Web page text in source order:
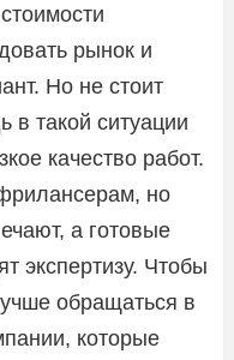
рынок и
Но не стоит
в такой ситуации
качество работ.
но
а готовые
экспертизу. Чтобы
обращаться в
которые